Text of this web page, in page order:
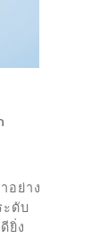
อย่าง
ดับ
ยิ่ง